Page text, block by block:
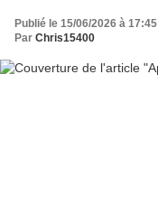
Publié le 15/06/2026 à 17:45
Par Chris15400